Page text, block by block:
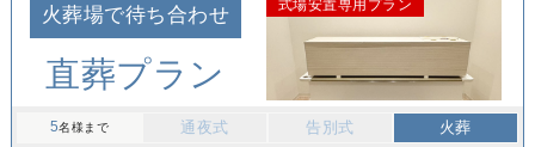
火葬場で待ち合わせ
直葬プラン
式場安置専用プラン
5名様まで 通夜式 告別式 火葬